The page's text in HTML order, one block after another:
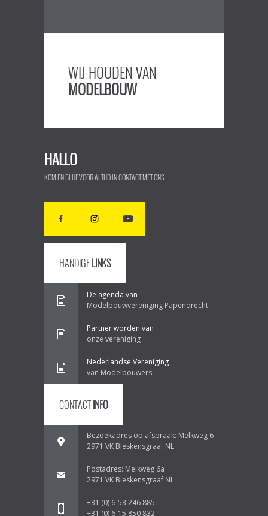
WIJ HOUDEN VAN
MODELBOUW
HALLO
KOM EN BLIJF VOOR ALTIJD IN CONTACT MET ONS
HANDIGELINKS
De agenda van
Modelbouwvereniging Papendrecht
Partner worden van
onze vereniging
Nederlandse Vereniging
van Modelbouwers
CONTACTINFO
Bezoekadres op afspraak: Melkweg 6
2971 VK Bleskensgraaf NL
Postadres: Melkweg 6a
2971 VK Bleskensgraaf NL
+31 (0) 6-53 246 885
+31 (0) 6-15 850 832